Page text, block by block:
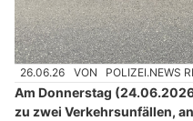
26.06.26 VON POLIZEI.NEWS
Am Donnerstag
zu zwei Verkehrsunfällen,